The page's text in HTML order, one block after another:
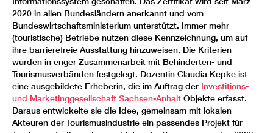
2020 in allen Bundesländern anerkannt und vom
Bundeswirtschaftsministerium unterstützt. Immer mehr
(touristische) Betriebe nutzen diese Kennzeichnung, um auf
ihre barrierefreie Ausstattung hinzuweisen. Die Kriterien
wurden in enger Zusammenarbeit mit Behinderten- und
Tourismusverbänden festgelegt. Dozentin Claudia Kepke ist
eine ausgebildete Erheberin, die im Auftrag der Investitions-
und Marketinggesellschaft Sachsen-Anhalt Objekte erfasst.
Daraus entwickelte sie die Idee, gemeinsam mit lokalen
Akteuren der Tourismusindustrie ein passendes Projekt für